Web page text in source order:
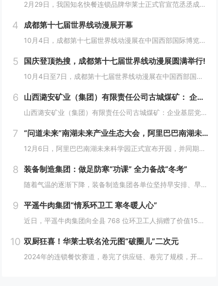
2月29日，我国知名快餐连锁品牌华莱士正式官宣范丞丞成为中国华莱士的品牌代言人。配合官宣，华莱士携手范丞丞发布了全新的品牌TVC，还为范丞丞的粉丝们量身定制了“丞意满满”的惊喜，与范丞丞共同开启创意十足的“春日之旅”。“丞”至金开，共掀美食...
4 成都第十七届世界线动漫展开幕
10月4日，成都第十七届世界线动漫展在中国西部国际博览城开幕。本届展会以“逐浪追风，记秋航行”为主题，涵盖品牌展商互动、主题游戏体验、沉浸主题摄影、声优大赛、电竞比赛、嘉宾签售、主题巡游和IP周边销售等核心内容。展会服务继续升级！成都第十七...
5 国庆登顶热搜，成都第十七届世界线动漫展圆满举行!
10月4日至7日，成都第十七届世界线动漫展在中国西部国际博览城成功举行。世界线动漫展是成都本土市场孕育的动漫展会，凭借独特的游戏体验和品牌展商互动内容，在年轻二次元人群好评如潮，成为了西部地区受众人数最多、规模最大的动漫展会。成都第十七届世...
6 山西潞安矿业（集团）有限责任公司古城煤矿： 企业基层党组织如何围绕中心工作发挥宣传赋能作用
山西潞安矿业（集团）有限责任公司古城煤矿：企业基层党组织如何围绕中心工作发挥宣传赋能作用 习近平总书记指出，做好新形势下宣传思想工作，必须自觉承担起举旗帜、聚民心、育新人、兴文化、展形象的使命任务，这为国企做好宣传思想工作提供了根...
7 “问道未来”南湖未来产业生态大会，阿里巴巴南湖未来科学园正式宣布开园
12月6日，阿里巴巴南湖未来科学园正式宣布开园，并同期举办了“问道未来——南湖未来产业生态大会”。此次活动中，由阿里巴巴达摩院主导的湖畔实验室、中国科学院院士叶志镇团队、西湖大学裴端卿教授实验室等共计106家科技创新企业及实验室正式入驻并举...
8 装备制造集团：做足防寒“功课” 全力备战“冬考”
随着气温的逐渐下降，装备制造集团各单位坚持早安排、早准备、早落实，超前部署、多措并举做好防冻保暖工作，全力保障冬季生产安全稳定运行。“报告值班长，井口热风机组经过全面检修维护，昨天进行了试运转，一切正常。”寺河煤矿二号井机电运行工区班前会上...
9 平遥牛肉集团“情系环卫工 寒冬暖人心”
近日，平遥牛肉集团向全县 768 位环卫工人捐赠了价值15万余元的保暖衣和保温杯。这一善举主要源于对环卫工人辛勤付出的由衷敬意。他们每日穿梭在平遥的大街小巷，无畏寒暑，为城市的整洁默默奉献，这种精神深深触动了平遥牛肉集团...
10 双厨狂喜！华莱士联名沧元图“破圈儿”二次元
2024年的连锁餐饮赛道，卷完了供应链、卷完了规模，开始卷起了营销和文化，而作为我国连锁快餐的龙头企业，华莱士无疑是最会玩儿的“玩家”之一。日前，华莱士联名沧元图，用国潮、国漫文化，破圈儿二次元，掀起了“华门信徒”和二次元粉丝的“双厨狂喜”...